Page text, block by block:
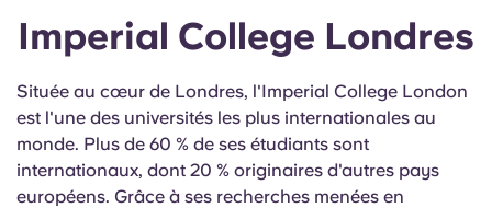
Italian
French
Imperial College Londres
Située au cœur de Londres, l'Imperial College London
est l'une des universités les plus internationales au
monde. Plus de 60 % de ses étudiants sont
internationaux, dont 20 % originaires d'autres pays
européens. Grâce à ses recherches menées en